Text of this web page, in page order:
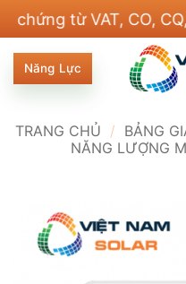
nội
dung
từ VAT, CO, CQ,
Năng Lực
TRANG CHỦ / BẢNG
NĂNG LƯỢNG